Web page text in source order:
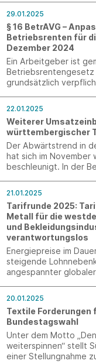
29.01.2025
§ 16 BetrAVG –
Betriebsrenten für
Dezember 2024
Ein Arbeitgeber ist
Betriebsrentengesetz
grundsätzlich
überprüfen und nach
über eine Anpassung
Hilfsmittel für diese
Entwicklung des
22.01.2025
Weiterer
württembergischer
Der Abwärtstrend in
hat sich im November
beschleunigt. In der
21.01.2025
Tarifrunde 2025:
Metall für die
und
verantwortungslos
Energiepreise im
steigende
angespannter globaler
Diese
mittlerweile zum
Wirtschaft und der
und
Hintergrund ist die
Forderung der IG
20.01.2025
Textile Forderungen
Bundestagswahl
Unter dem Motto
weiterspinnen“ stellt
einer Stellungnahme